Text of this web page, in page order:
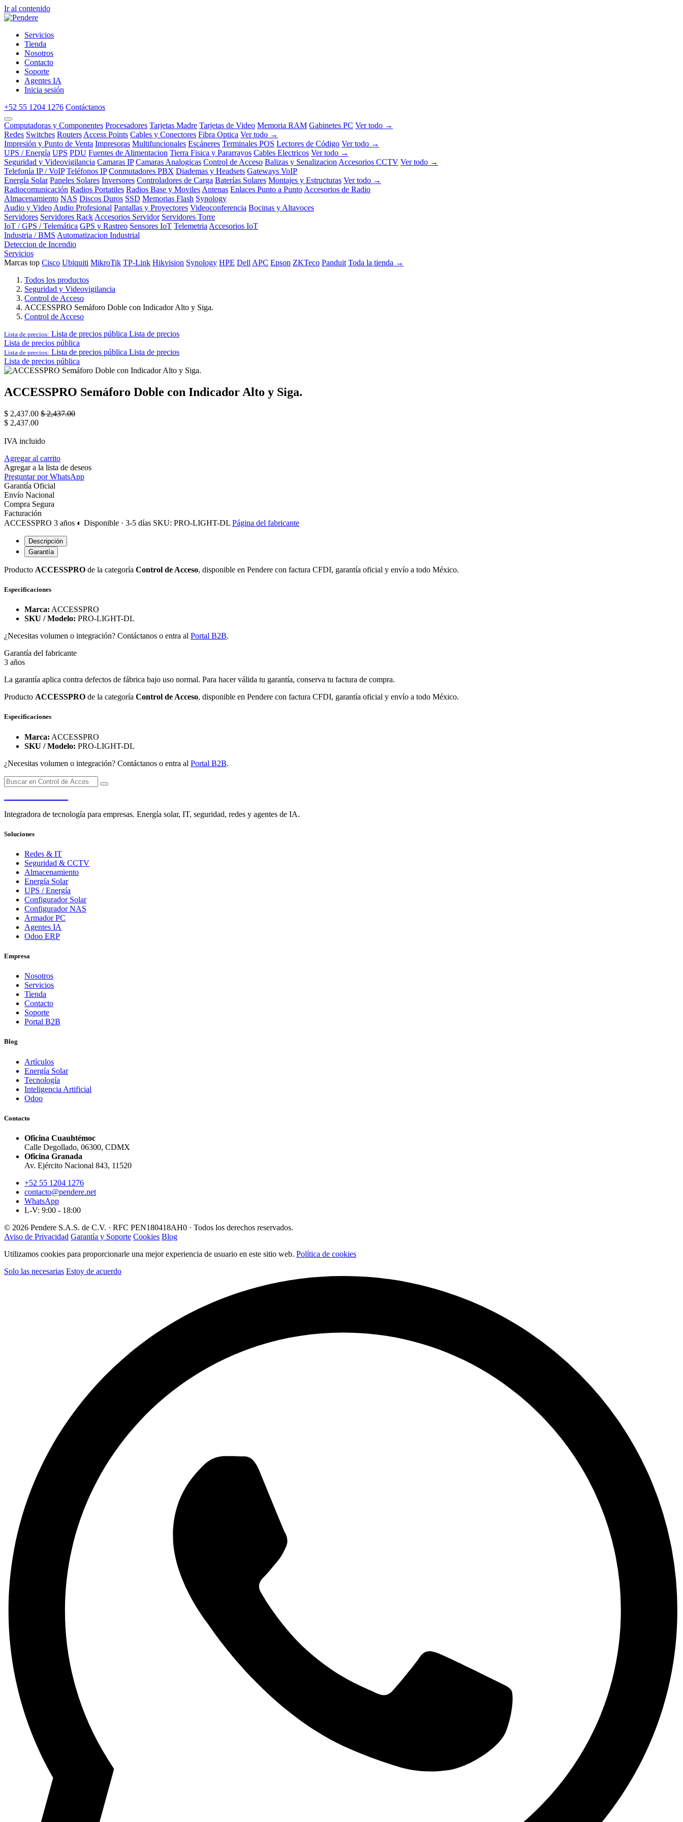
Ir al contenido
Servicios
Tienda
Nosotros
Contacto
Soporte
Agentes IA
Inicia sesión
+52 55 1204 1276 Contáctanos
Computadoras y Componentes Procesadores Tarjetas Madre Tarjetas de Video Memoria RAM Gabinetes PC Ver todo →
Redes Switches Routers Access Points Cables y Conectores Fibra Optica Ver todo →
Impresión y Punto de Venta Impresoras Multifuncionales Escáneres Terminales POS Lectores de Código Ver todo →
UPS / Energía UPS PDU Fuentes de Alimentacion Tierra Fisica y Pararrayos Cables Electricos Ver todo →
Seguridad y Videovigilancia Camaras IP Camaras Analogicas Control de Acceso Balizas y Senalizacion Accesorios CCTV Ver todo →
Telefonía IP / VoIP Teléfonos IP Conmutadores PBX Diademas y Headsets Gateways VoIP
Energía Solar Paneles Solares Inversores Controladores de Carga Baterías Solares Montajes y Estructuras Ver todo →
Radiocomunicación Radios Portatiles Radios Base y Moviles Antenas Enlaces Punto a Punto Accesorios de Radio
Almacenamiento NAS Discos Duros SSD Memorias Flash Synology
Audio y Video Audio Profesional Pantallas y Proyectores Videoconferencia Bocinas y Altavoces
Servidores Servidores Rack Accesorios Servidor Servidores Torre
IoT / GPS / Telemática GPS y Rastreo Sensores IoT Telemetria Accesorios IoT
Industria / BMS Automatizacion Industrial
Deteccion de Incendio
Servicios
Marcas top Cisco Ubiquiti MikroTik TP-Link Hikvision Synology HPE Dell APC Epson ZKTeco Panduit Toda la tienda →
Todos los productos
Seguridad y Videovigilancia
Control de Acceso
ACCESSPRO Semáforo Doble con Indicador Alto y Siga.
Control de Acceso
Lista de precios: Lista de precios pública Lista de precios
Lista de precios pública
Lista de precios: Lista de precios pública Lista de precios
Lista de precios pública
ACCESSPRO Semáforo Doble con Indicador Alto y Siga.
$ 2,437.00 $2,437.00
$ 2,437.00
IVA incluido
Agregar al carrito
Agregar a la lista de deseos
Preguntar por WhatsApp
Garantía Oficial
Envío Nacional
Compra Segura
Facturación
ACCESSPRO 3 años ◐ Disponible · 3-5 días SKU: PRO-LIGHT-DL Página del fabricante
Descripción
Garantía
Producto ACCESSPRO de la categoría Control de Acceso, disponible en Pendere con factura CFDI, garantía oficial y envío a todo México.
Especificaciones
Marca: ACCESSPRO
SKU / Modelo: PRO-LIGHT-DL
¿Necesitas volumen o integración? Contáctanos o entra al Portal B2B.
Garantía del fabricante
3 años
La garantía aplica contra defectos de fábrica bajo uso normal. Para hacer válida tu garantía, conserva tu factura de compra.
Producto ACCESSPRO de la categoría Control de Acceso, disponible en Pendere con factura CFDI, garantía oficial y envío a todo México.
Especificaciones
Marca: ACCESSPRO
SKU / Modelo: PRO-LIGHT-DL
¿Necesitas volumen o integración? Contáctanos o entra al Portal B2B.
Integradora de tecnología para empresas. Energía solar, IT, seguridad, redes y agentes de IA.
Soluciones
Redes & IT
Seguridad & CCTV
Almacenamiento
Energía Solar
UPS / Energía
Configurador Solar
Configurador NAS
Armador PC
Agentes IA
Odoo ERP
Empresa
Nosotros
Servicios
Tienda
Contacto
Soporte
Portal B2B
Blog
Artículos
Energía Solar
Tecnología
Inteligencia Artificial
Odoo
Contacto
Oficina Cuauhtémoc
Calle Degollado, 06300, CDMX
Oficina Granada
Av. Ejército Nacional 843, 11520
+52 55 1204 1276
contacto@pendere.net
WhatsApp
L-V: 9:00 - 18:00
© 2026 Pendere S.A.S. de C.V. · RFC PEN180418AH0 · Todos los derechos reservados.
Aviso de Privacidad Garantía y Soporte Cookies Blog
Utilizamos cookies para proporcionarle una mejor experiencia de usuario en este sitio web. Política de cookies
Solo las necesarias Estoy de acuerdo